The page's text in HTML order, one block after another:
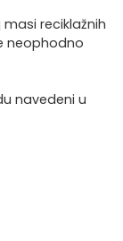
reciklažnih
neophodno
navedeni u